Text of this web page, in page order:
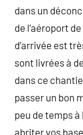
dans un
de l’aéroport
d’arrivée est
sont livrées à
dans ce
passer un bon
peu de temps à
abriter vos